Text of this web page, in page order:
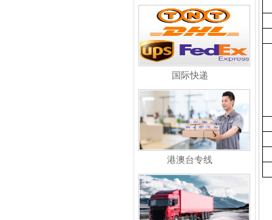
国际快递
港澳台专线